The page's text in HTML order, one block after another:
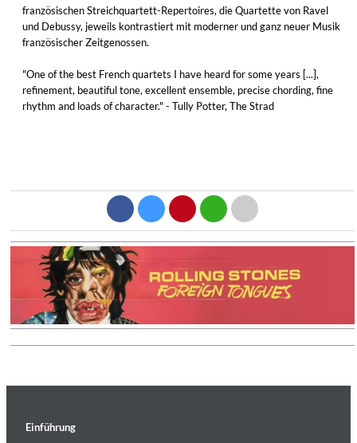
französischen Streichquartett-Repertoires, die Quartette von Ravel
und Debussy, jeweils kontrastiert mit moderner und ganz neuer Musik
französischer Zeitgenossen.
"One of the best French quartets I have heard for some years [...],
refinement, beautiful tone, excellent ensemble, precise chording, fine
rhythm and loads of character." - Tully Potter, The Strad
Einführung